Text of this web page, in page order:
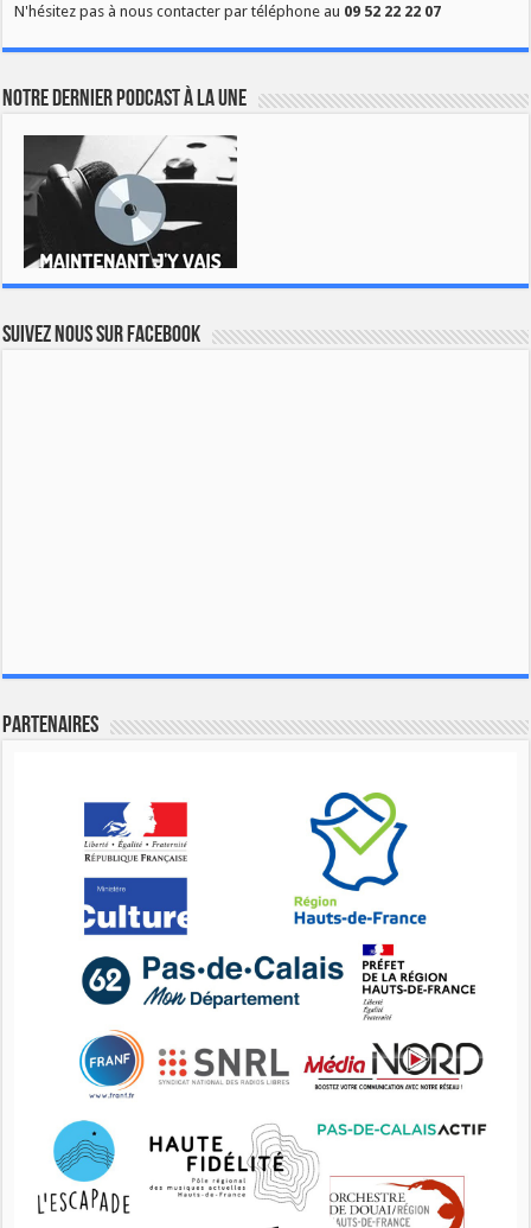
N'hésitez pas à nous contacter par téléphone au 09 52 22 22 07
Notre dernier podcast à la une
Suivez nous sur Facebook
Partenaires